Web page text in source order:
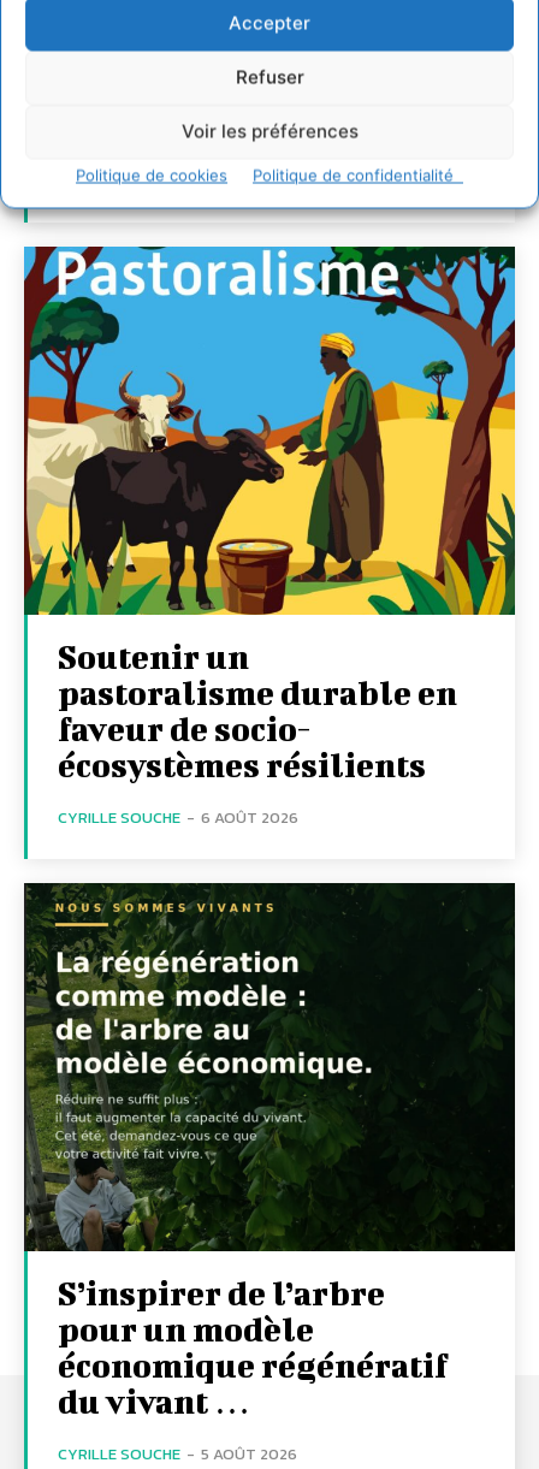
Accepter
Refuser
Voir les préférences
Politique de cookies Politique de confidentialité
coopération avec un
Commun
d’Accompagnement des
Transitions
CYRILLE SOUCHE - 7 AOÛT 2026
Soutenir un
pastoralisme durable en
faveur de socio-
écosystèmes résilients
CYRILLE SOUCHE - 6 AOÛT 2026
S’inspirer de l’arbre
pour un modèle
économique régénératif
du vivant …
CYRILLE SOUCHE - 5 AOÛT 2026